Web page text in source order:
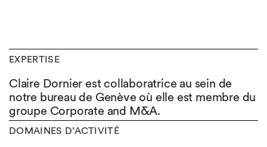
EXPERTISE
Claire Dornier est collaboratrice au sein de
notre bureau de Genève où elle est membre du
groupe Corporate and M&A.
DOMAINES D’ACTIVITÉ